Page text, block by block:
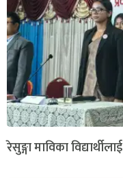
रेसुङ्गा माविका